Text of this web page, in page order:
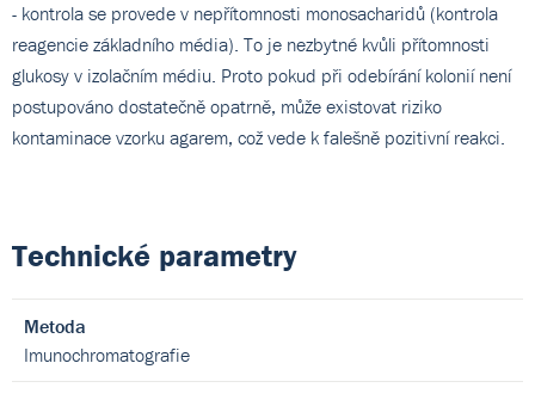
- kontrola se provede v nepřítomnosti monosacharidů (kontrola
reagencie základního média). To je nezbytné kvůli přítomnosti
glukosy v izolačním médiu. Proto pokud při odebírání kolonií není
postupováno dostatečně opatrně, může existovat riziko
kontaminace vzorku agarem, což vede k falešně pozitivní reakci.
Technické parametry
Metoda
Imunochromatografie